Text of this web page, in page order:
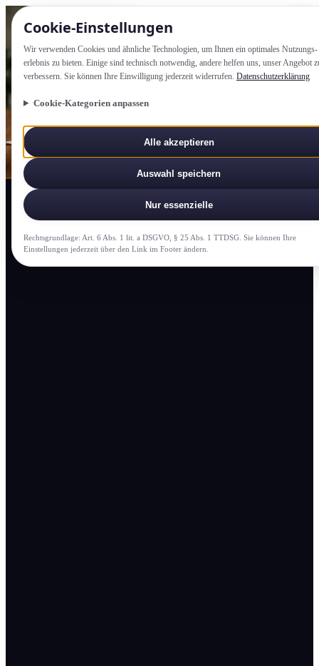
Cookie-Einstellung­en
Wir verwenden Cookies und ähnliche Technologien, um Ihnen ein optimales Nutzungs­
erlebnis zu bieten. Einige sind technisch notwendig, andere helfen uns, unser Angebot
verbessern. Sie können Ihre Einwilligung jederzeit widerrufen. Datenschutzerklärung
Cookie-Kategorien anpassen
Alle akzeptieren
Auswahl speichern
Nur essenzielle
Rechtsgrundlage: Art. 6 Abs. 1 lit. a DSGVO, § 25 Abs. 1 TTDSG. Sie können Ihre
Einstellung­en jederzeit über den Link im Footer ändern.